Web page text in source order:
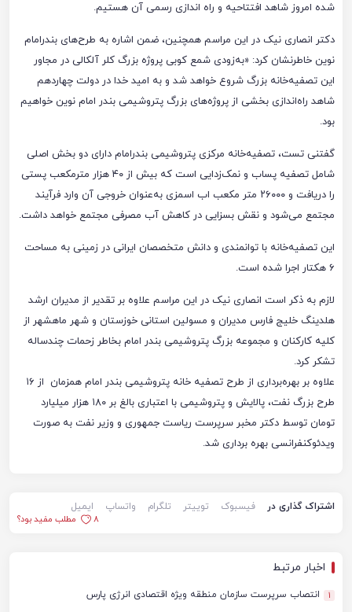
شده امروز شاهد افتتاحیه و راه اندازی رسمی آن هستیم.
دکتر انصاری نیک در این مراسم همچنین، ضمن اشاره به طرح‌های بندرامام
نوین خاطرنشان کرد: «به‌زودی شمع کوبی پروژه بزرگ کلر آلکالی در مجاور
این تصفیه‌خانه بزرگ شروع خواهد شد و به امید خدا در دولت چهاردهم
شاهد راه‌اندازی بخشی از پروژه‌های بزرگ پتروشیمی بندر امام نوین خواهیم
بود.
گفتنی تست، تصفیه‌خانه مرکزی پتروشیمی بندرامام دارای دو بخش اصلی
شامل تصفیه پساب و نمک‌زدایی است که بیش از ۴۰ هزار مترمکعب پستی
را دریافت و ۲۶۰۰۰ متر مکعب اب اسمزی به‌عنوان خروجی آن وارد فرآیند
مجتمع می‌شود و نقش بسزایی در کاهش آب مصرفی مجتمع خواهد داشت.
این تصفیه‌خانه با توانمندی و دانش متخصصان ایرانی در زمینی به مساحت
۶ هکتار اجرا شده است.
لازم به ذکر است انصاری نیک در این مراسم علاوه بر تقدیر از مدیران ارشد
هلدینگ خلیج فارس مدیران و مسولین استانی خوزستان و شهر ماهشهر از
کلیه کارکنان و مجموعه بزرگ پتروشیمی بندر امام بخاطر زحمات چندساله
تشکر کرد.
علاوه بر بهره‌برداری از طرح تصفیه خانه پتروشیمی بندر امام همزمان از ۱۶
طرح بزرگ نفت، پالایش و پتروشیمی با اعتباری بالغ بر ۱۸۰ هزار میلیارد
تومان توسط دکتر مخبر سرپرست ریاست جمهوری و وزیر نفت به صورت
ویدئوکنفرانسی بهره برداری شد.
اشتراک گذاری در فیسبوک توییتر تلگرام واتساپ
ایمیل
8
مطلب مفید بود؟
اخبار مرتبط
1 انتصاب سرپرست سازمان منطقه ویژه اقتصادی انرژی پارس